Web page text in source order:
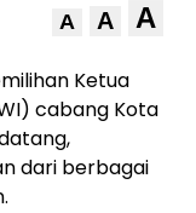
A A A
Ketua
cabang Kota
dari berbagai